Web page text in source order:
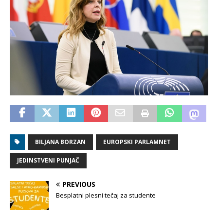
BILJANA BORZAN EUROPSKI PARLAMNET
JEDINSTVENI PUNJAČ
PREVIOUS
Besplatni plesni tečaj za studente